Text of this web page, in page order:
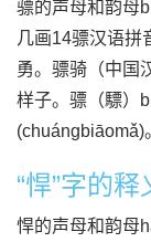
骠的声母和韵母
几画14骠汉语拼
勇。骠骑（中国
样子。骠（驃）
(chuángbiāomǎ)
“悍”字的释
悍的声母和韵母